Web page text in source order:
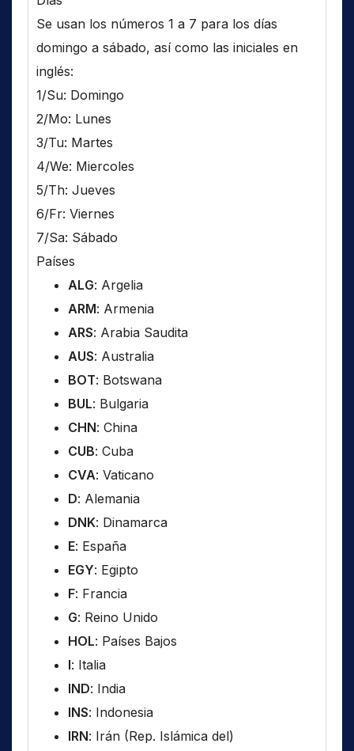
Se usan los números 1 a 7 para los días
domingo a sábado, así como las iniciales en
inglés:
1/Su: Domingo
2/Mo: Lunes
3/Tu: Martes
4/We: Miercoles
5/Th: Jueves
6/Fr: Viernes
7/Sa: Sábado
Países
ALG: Argelia
ARM: Armenia
ARS: Arabia Saudita
AUS: Australia
BOT: Botswana
BUL: Bulgaria
CHN: China
CUB: Cuba
CVA: Vaticano
D: Alemania
DNK: Dinamarca
E: España
EGY: Egipto
F: Francia
G: Reino Unido
HOL: Países Bajos
I: Italia
IND: India
INS: Indonesia
IRN: Irán (Rep. Islámica del)